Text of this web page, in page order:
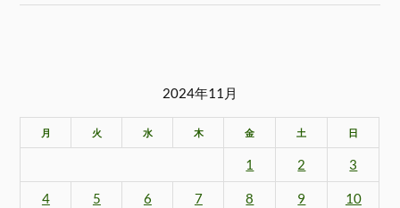
2024年11月
月 火 水 木 金 土 日
1 2 3
4 5 6 7 8 9 10